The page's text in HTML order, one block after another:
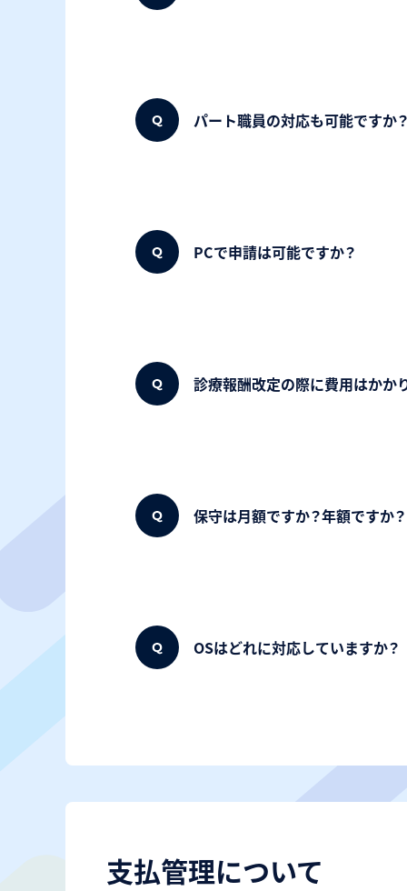
パート職員の対応も可能ですか？
PCで申請は可能ですか？
診療報酬改定の際に費用はかか
保守は月額ですか？年額ですか？
OSはどれに対応していますか？
支払管理について